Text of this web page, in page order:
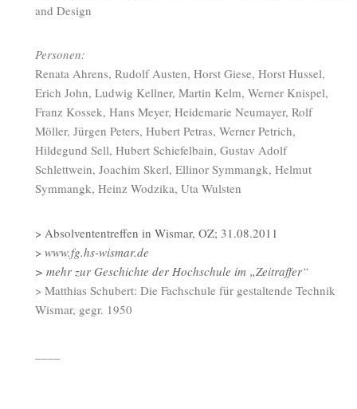
and Design
Personen:
Renata Ahrens, Rudolf Austen, Horst Giese, Horst Hussel,
Erich John, Ludwig Kellner, Martin Kelm, Werner Knispel,
Franz Kossek, Hans Meyer, Heidemarie Neumayer, Rolf
Möller, Jürgen Peters, Hubert Petras, Werner Petrich,
Hildegund Sell, Hubert Schiefelbain, Gustav Adolf
Schlettwein, Joachim Skerl, Ellinor Symmangk, Helmut
Symmangk, Heinz Wodzika, Uta Wulsten
> Absolvententreffen in Wismar, OZ; 31.08.2011
>www.fg.hs-wismar.de
> mehr zur Geschichte der Hochschule im „Zeitraffer“
> Matthias Schubert: Die Fachschule für gestaltende Technik
Wismar, gegr. 1950